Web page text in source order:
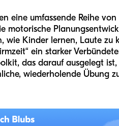
eine umfassende Reihe
motorische
wie Kinder lernen, Laute
ein starker
das darauf ausgelegt
wiederholende Übung